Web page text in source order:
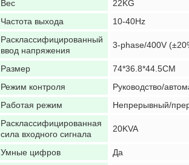
Вес
22KG
Частота выхода
10-40Hz
Расклассифицированный
ввод напряжения
3-phase/400V
Размер
74*36.8*44.5CM
Режим контроля
Руководство/
Работая режим
Непрерывный/
Расклассифицированная
сила входного сигнала
20KVA
Умные цифров
Да